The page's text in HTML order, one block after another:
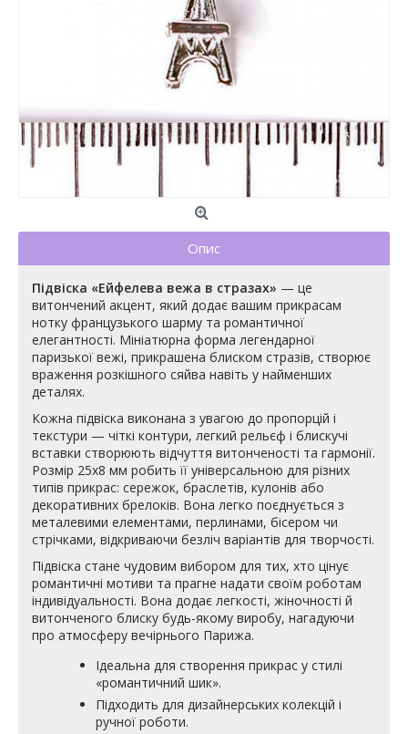
Опис
Підвіска «Ейфелева вежа в стразах» — це
витончений акцент, який додає вашим прикрасам
нотку французького шарму та романтичної
елегантності. Мініатюрна форма легендарної
паризької вежі, прикрашена блиском стразів, створює
враження розкішного сяйва навіть у найменших
деталях.
Кожна підвіска виконана з увагою до пропорцій і
текстури — чіткі контури, легкий рельєф і блискучі
вставки створюють відчуття витонченості та гармонії.
Розмір 25х8 мм робить її універсальною для різних
типів прикрас: сережок, браслетів, кулонів або
декоративних брелоків. Вона легко поєднується з
металевими елементами, перлинами, бісером чи
стрічками, відкриваючи безліч варіантів для творчості.
Підвіска стане чудовим вибором для тих, хто цінує
романтичні мотиви та прагне надати своїм роботам
індивідуальності. Вона додає легкості, жіночності й
витонченого блиску будь-якому виробу, нагадуючи
про атмосферу вечірнього Парижа.
Ідеальна для створення прикрас у стилі
«романтичний шик».
Підходить для дизайнерських колекцій і
ручної роботи.